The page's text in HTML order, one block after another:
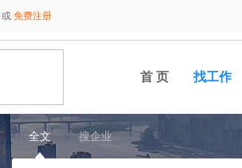
或 免费注册
首 页 找工作
全文 搜企业